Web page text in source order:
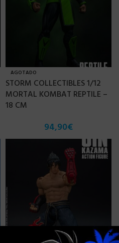
AGOTADO
STORM COLLECTIBLES 1/12
MORTAL KOMBAT REPTILE –
18 CM
94,90€
×